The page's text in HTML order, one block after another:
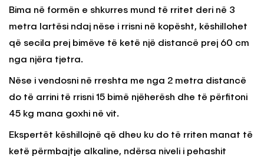
Bima në formën e shkurres mund të rritet deri në 3
metra lartësi ndaj nëse i rrisni në kopësht, këshillohet
që secila prej bimëve të ketë një distancë prej 60 cm
nga njëra tjetra.
Nëse i vendosni në rreshta me nga 2 metra distancë
do të arrini të rrisni 15 bimë njëherësh dhe të përfitoni
45 kg mana goxhi në vit.
Ekspertët këshillojnë që dheu ku do të rriten manat të
ketë përmbajtje alkaline, ndërsa niveli i pehashit